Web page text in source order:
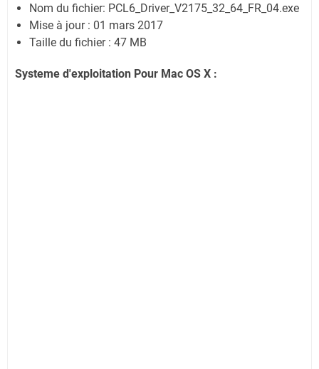
Nom du fichier: PCL6_Driver_V2175_32_64_FR_04.exe
Mise à jour : 01 mars 2017
Taille du fichier : 47 MB
Systeme d'exploitation Pour Mac OS X :